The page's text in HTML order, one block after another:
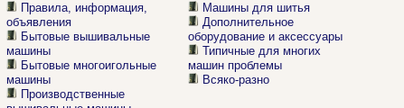
Правила, информация,
объявления
Бытовые вышивальные
машины
Бытовые многоигольные
машины
Производственные
Машины для шитья
Дополнительное
оборудование и аксессуары
Типичные для многих
машин проблемы
Всяко-разно